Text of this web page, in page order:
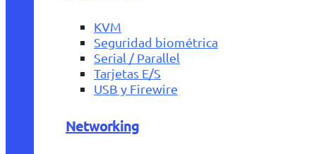
KVM
Seguridad biométrica
Serial / Parallel
Tarjetas E/S
USB y Firewire
Networking